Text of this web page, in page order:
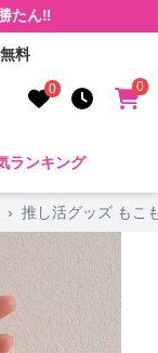
たん‼
料
0 0
ランキング
› 推し活グッズ もこ